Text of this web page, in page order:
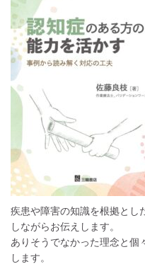
疾患や障害の知識を根拠とし
しながらお伝えします。
ありそうでなかった理念と個
します。